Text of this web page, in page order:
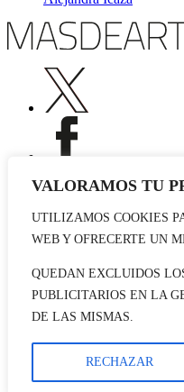
VALORAMOS TU
UTILIZAMOS COOKIES
WEB Y OFRECERTE UN
QUEDAN EXCLUIDOS
PUBLICITARIOS EN LA
DE LAS MISMAS.
RECHAZAR
Publicidad
Contacto
© 2026 masdearte.
Política de cookies
Política de Privacidad
Datos sociales